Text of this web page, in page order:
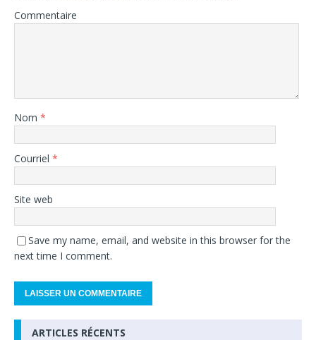
Commentaire
Nom *
Courriel *
Site web
Save my name, email, and website in this browser for the
next time I comment.
ARTICLES RÉCENTS